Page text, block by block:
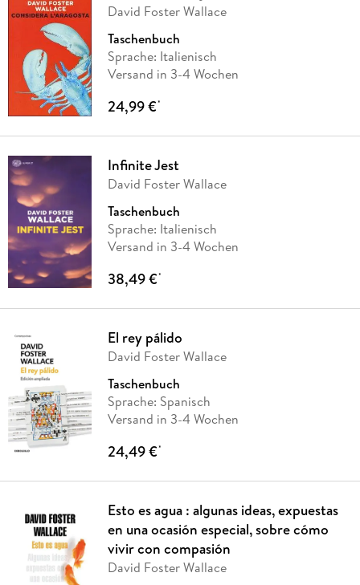
David Foster Wallace
Taschenbuch
Sprache: Italienisch
Versand in 3-4 Wochen
24,99 €*
Infinite Jest
David Foster Wallace
Taschenbuch
Sprache: Italienisch
Versand in 3-4 Wochen
38,49 €*
El rey pálido
David Foster Wallace
Taschenbuch
Sprache: Spanisch
Versand in 3-4 Wochen
24,49 €*
Esto es agua : algunas ideas, expuestas
en una ocasión especial, sobre cómo
vivir con compasión
David Foster Wallace